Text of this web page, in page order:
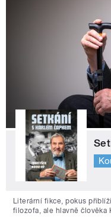
Literární fikce, pokus
filozofa, ale hlavně člověka